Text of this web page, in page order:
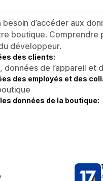
d’accéder aux
boutique. Comprendre
développeur.
des clients:
données de l’appareil et
des employés et des
données de la boutique: